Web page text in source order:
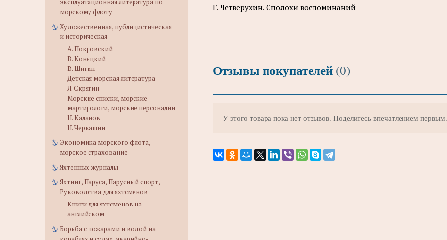
эксплуатационная литература по
морскому флоту
Художественная, публицистическая
и историческая
А. Покровский
В. Конецкий
В. Шигин
Детская морская литература
Л. Скрягин
Морские списки, морские
мартирологи, морские персоналии
Н. Каланов
Н. Черкашин
Экономика морского флота,
морское страхование
Яхтенные журналы
Яхтинг, Паруса, Парусный спорт,
Руководства для яхтсменов
Книги для яхтсменов на
английском
Борьба с пожарами и водой на
Г. Четверухин. Сполохи воспоминаний
Отзывы покупателей (0)
У этого товара пока нет отзывов. Поделитесь впечатлением первым.